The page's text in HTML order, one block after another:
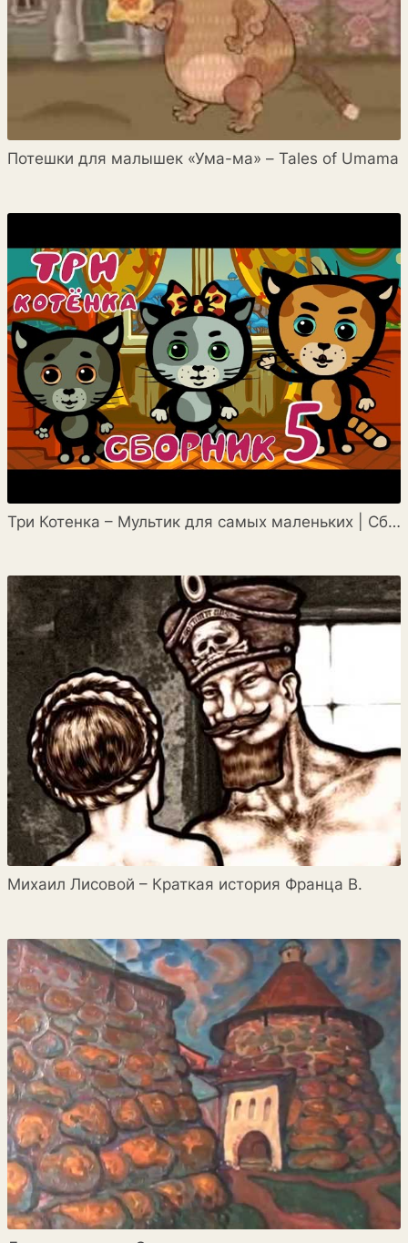
Потешки для малышек «Ума-ма» – Tales of Umama
Три Котенка – Мультик для самых маленьких | Сборник 5
Михаил Лисовой – Краткая история Франца В.